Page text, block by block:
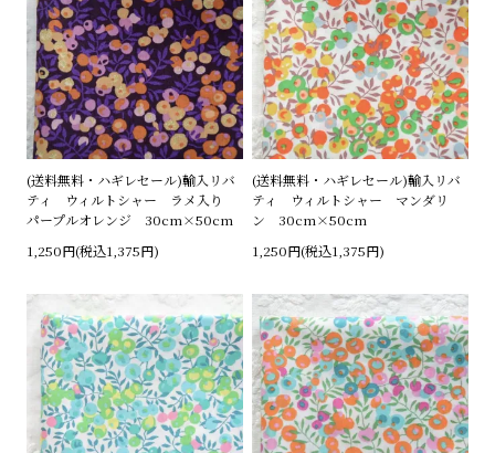
(送料無料・ハギレセール)輸入リバ
ティ ウィルトシャー ラメ入り
パープルオレンジ 30cm×50cm
1,250円(税込1,375円)
(送料無料・ハギレセール)輸入リバ
ティ ウィルトシャー マンダリ
ン 30cm×50cm
1,250円(税込1,375円)